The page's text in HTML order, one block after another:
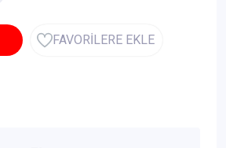
FAVORİLERE EKLE